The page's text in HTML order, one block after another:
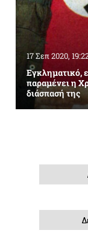
17 Σεπ 2020,
Εγκληματικό,
παραμένει η
διάσπασή της